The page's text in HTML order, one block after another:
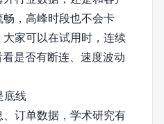
，高峰时段也不会卡
家可以在试用时，连续
是否有断连、速度波动
底线
订单数据，学术研究有